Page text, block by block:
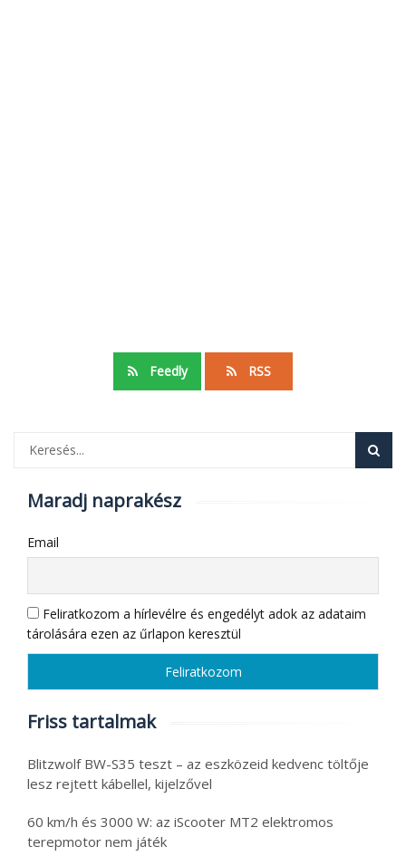
Feedly RSS
Maradj naprakész
Email
Feliratkozom a hírlevélre és engedélyt adok az adataim
tárolására ezen az űrlapon keresztül
Friss tartalmak
Blitzwolf BW-S35 teszt – az eszközeid kedvenc töltője
lesz rejtett kábellel, kijelzővel
60 km/h és 3000 W: az iScooter MT2 elektromos
terepmotor nem játék